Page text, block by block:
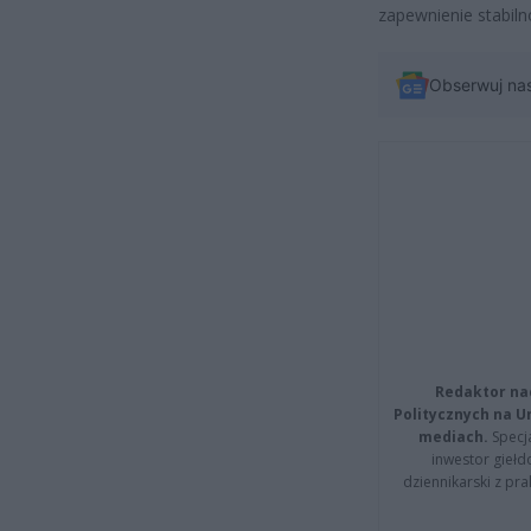
zapewnienie
Obserwuj
Redaktor
Politycznych na
mediach.
inwestor
dziennikarski z